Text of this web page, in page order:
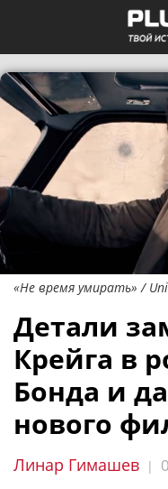
«Не время умирать» /
Детали
Крейга в
Бонда и
нового
Линар Гимашев |